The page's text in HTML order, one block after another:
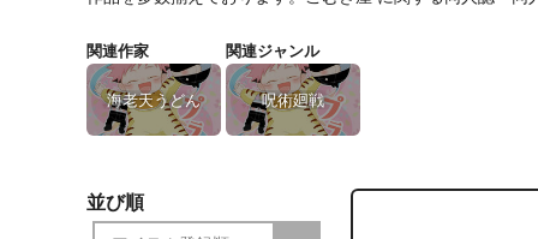
関連作家
海老天うどん
関連ジャンル
呪術廻戦
並び順